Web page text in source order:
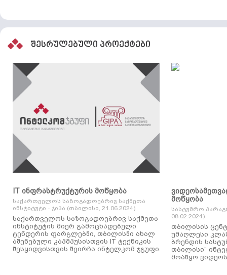
შესრულებული პროექტები
IT ინფრასტრუქტურის მოწყობა
საქართველოს საზოგადოებრივ საქმეთა
ინსტიტუტი - ჯიპა (თბილისი, 21.06.2024)
საქართველოს საზოგადოებრივ საქმეთა
ინსტიტუტის მიერ გამოცხადებული
ტენდერის ფარგლებში, თბილისში ახალ
აშენებული კაპმპუსისთვის IT ტექნიკის
შესყიდვისთვის შეირჩა ინტელკომ ჯგუფი.
მოწყობა
სასტუმრო
08.02.2024)
თბილისის
უმაღლესი
ბრენდის
თბილისი“
მოაწყო